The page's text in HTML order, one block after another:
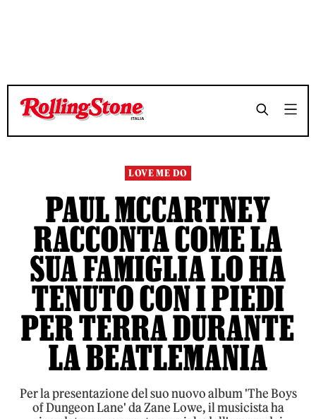
TEMPO DI LETTURA 3 MINUTI SHARE
TEMPO DI LETTURA 3 MINUTI SHARE
LOVE ME DO
PAUL MCCARTNEY
RACCONTA COME LA
SUA FAMIGLIA LO HA
TENUTO CON I PIEDI
PER TERRA DURANTE
LA BEATLEMANIA
Per la presentazione del suo nuovo album 'The Boys
of Dungeon Lane' da Zane Lowe, il musicista ha